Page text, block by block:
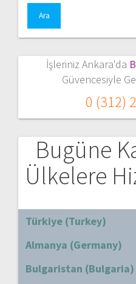
İşleriniz Ankara'da
Güvencesiyle
0 (312)
Bugüne
Ülkelere
Türkiye (Turkey)
Almanya (Germany)
Bulgaristan (Bulgaria)